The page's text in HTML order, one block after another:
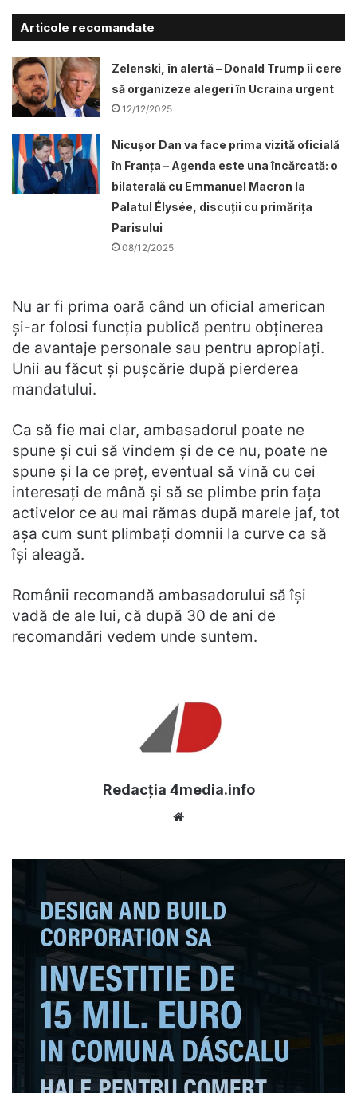
Articole recomandate
Zelenski, în alertă – Donald Trump îi cere
să organizeze alegeri în Ucraina urgent
12/12/2025
Nicușor Dan va face prima vizită oficială
în Franța – Agenda este una încărcată: o
bilaterală cu Emmanuel Macron la
Palatul Élysée, discuții cu primărița
Parisului
08/12/2025
Nu ar fi prima oară când un oficial american
și-ar folosi funcția publică pentru obținerea
de avantaje personale sau pentru apropiați.
Unii au făcut și pușcărie după pierderea
mandatului.
Ca să fie mai clar, ambasadorul poate ne
spune și cui să vindem și de ce nu, poate ne
spune și la ce preț, eventual să vină cu cei
interesați de mână și să se plimbe prin fața
activelor ce au mai rămas după marele jaf, tot
așa cum sunt plimbați domnii la curve ca să
își aleagă.
Românii recomandă ambasadorului să își
vadă de ale lui, că după 30 de ani de
recomandări vedem unde suntem.
Redacția 4media.info